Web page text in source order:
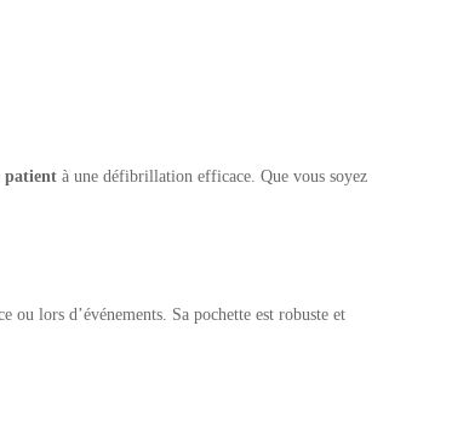
patient à une défibrillation efficace. Que vous soyez
lors d’événements. Sa pochette est robuste et